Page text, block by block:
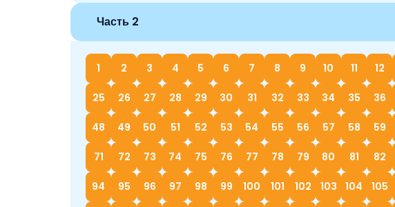
Часть 2
1 2 3 4 5 6 7 8 9 10 11 12
25 26 27 28 29 30 31 32 33 34 35 36
48 49 50 51 52 53 54 55 56 57 58 59
71 72 73 74 75 76 77 78 79 80 81 82
94 95 96 97 98 99 100 101 102 103 104 105